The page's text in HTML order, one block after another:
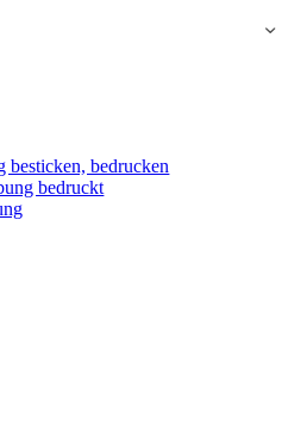
besticken, bedrucken
bedruckt